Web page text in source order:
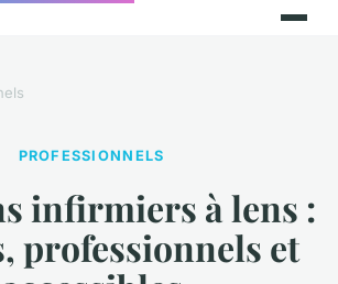
PROFESSIONNELS
infirmiers à lens :
professionnels et